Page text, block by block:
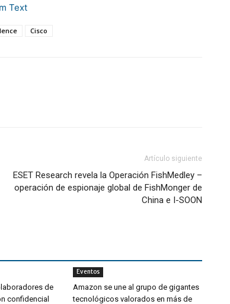
Cisco
Artículo siguiente
ESET Research revela la Operación FishMedley –
operación de espionaje global de FishMonger de
China e I-SOON
de
confidencial
Eventos
Amazon se une al grupo de gigantes
tecnológicos valorados en más de